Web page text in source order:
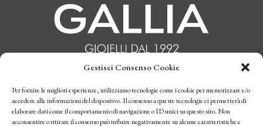
Gestisci Consenso Cookie
Per fornire le migliori esperienze, utilizziamo tecnologie come i cookie per memorizzare e/o
accedere alle informazioni del dispositivo. Il consenso a queste tecnologie ci permetterà di
elaborare dati come il comportamento di navigazione o ID unici su questo sito. Non
acconsentire o ritirare il consenso può influire negativamente su alcune caratteristiche e
INFORMATIVA PRIVACY
CONDIZIONI DI VENDITA